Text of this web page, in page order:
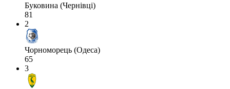
Буковина (Чернівці)
81
2
Чорноморець (Одеса)
65
3